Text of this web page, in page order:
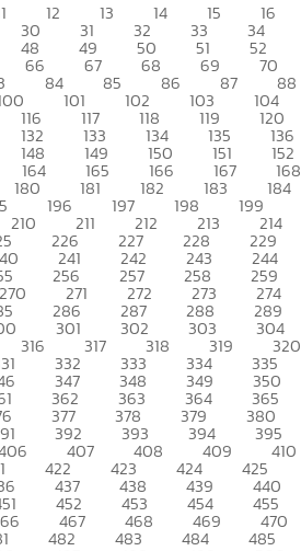
12 13 14 15 16
30 31 32 33 34
48 49 50 51 52
66 67 68 69 70
84 85 86 87 88
101 102 103 104
116 117 118 119 120
132 133 134 135 136
148 149 150 151 152
164 165 166 167 168
180 181 182 183 184
196 197 198 199
210 211 212 213 214
226 227 228 229
241 242 243 244
256 257 258 259
270 271 272 273 274
286 287 288 289
301 302 303 304
316 317 318 319 320
332 333 334 335
347 348 349 350
362 363 364 365
377 378 379 380
392 393 394 395
407 408 409 410
422 423 424 425
437 438 439 440
452 453 454 455
467 468 469 470
482 483 484 485